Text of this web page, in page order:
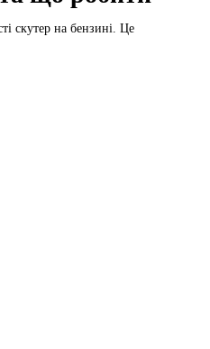
скутер на бензині. Це